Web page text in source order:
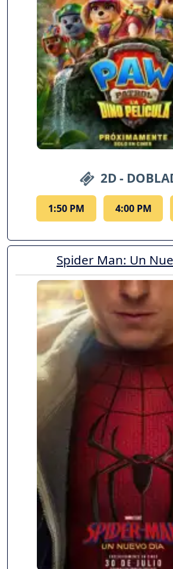
2D -
1:50 PM 4:00 PM
Spider Man: Un